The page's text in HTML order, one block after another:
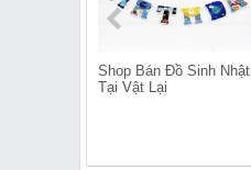
Shop Bán Đồ Sinh Nhật
Tại Vật Lại